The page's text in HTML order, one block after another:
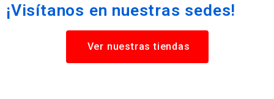
¡Visítanos en nuestras sedes!
Ver nuestras tiendas